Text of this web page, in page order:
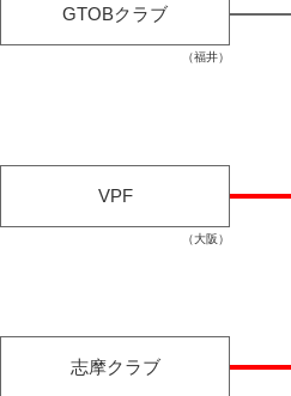
GTOBクラブ
（福井）
VPF
（大阪）
志摩クラブ